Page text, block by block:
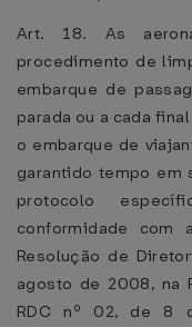
Art. 18. As
procedimento de
embarque de
parada ou a cada
o embarque de
garantido tempo em
protocolo
conformidade com
Resolução de
agosto de 2008, na
RDC nº 02, de 8